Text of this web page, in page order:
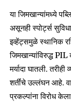
I've read and
6,300
या जिमखान्यांमध्ये
असूनही स्पोर्ट्स
इव्हेंट्समुळे स्थानिक
जिमखान्यांविरुद्ध
मर्यादा घातली.
शर्तींचे उल्लंघन आहे.
प्रकल्पांना विरोध